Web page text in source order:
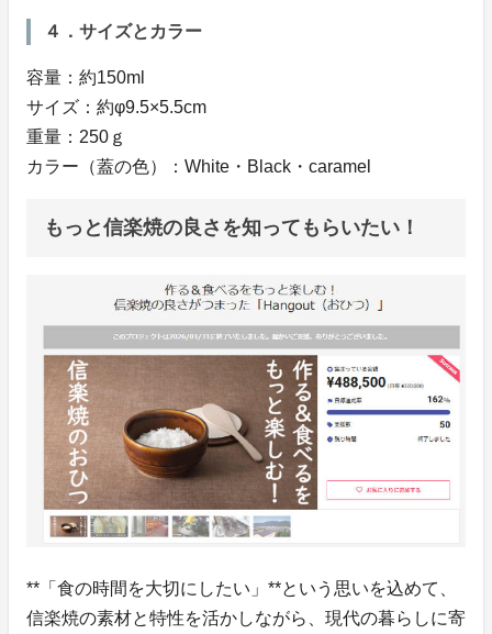
４．サイズとカラー
容量：約150ml
サイズ：約φ9.5×5.5cm
重量：250ｇ
カラー（蓋の色）：White・Black・caramel
もっと信楽焼の良さを知ってもらいたい！
**「食の時間を大切にしたい」**という思いを込めて、
信楽焼の素材と特性を活かしながら、現代の暮らしに寄